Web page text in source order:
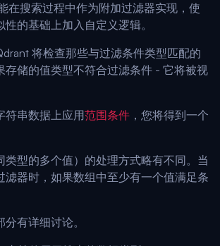
在搜索过程中作为附加过滤器实现，使
的基础上加入自定义逻辑。
将检查那些与过滤条件类型匹配的
存储的值类型不符合过滤条件 - 它将被视
符串数据上应用范围条件 ，您将得到一个
类型的多个值）的处理方式略有不同。当
滤器时，如果数组中至少有一个值满足条
分有详细讨论。